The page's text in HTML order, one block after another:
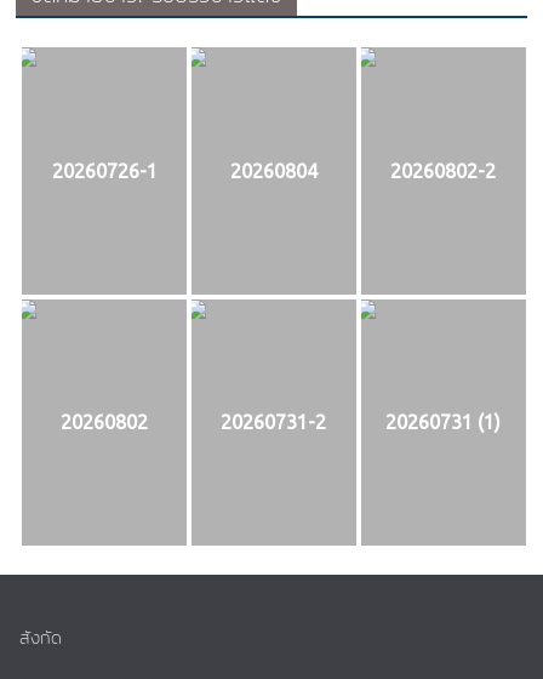
20260726-1 20260804 20260802-2
20260802 20260731-2 20260731 (1)
สังกัด